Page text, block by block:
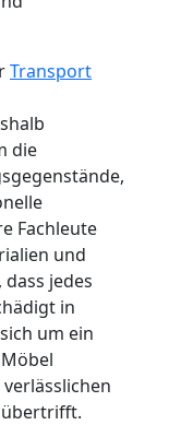
Transport
die
Fachleute
und
jedes
in
um ein
übertrifft.